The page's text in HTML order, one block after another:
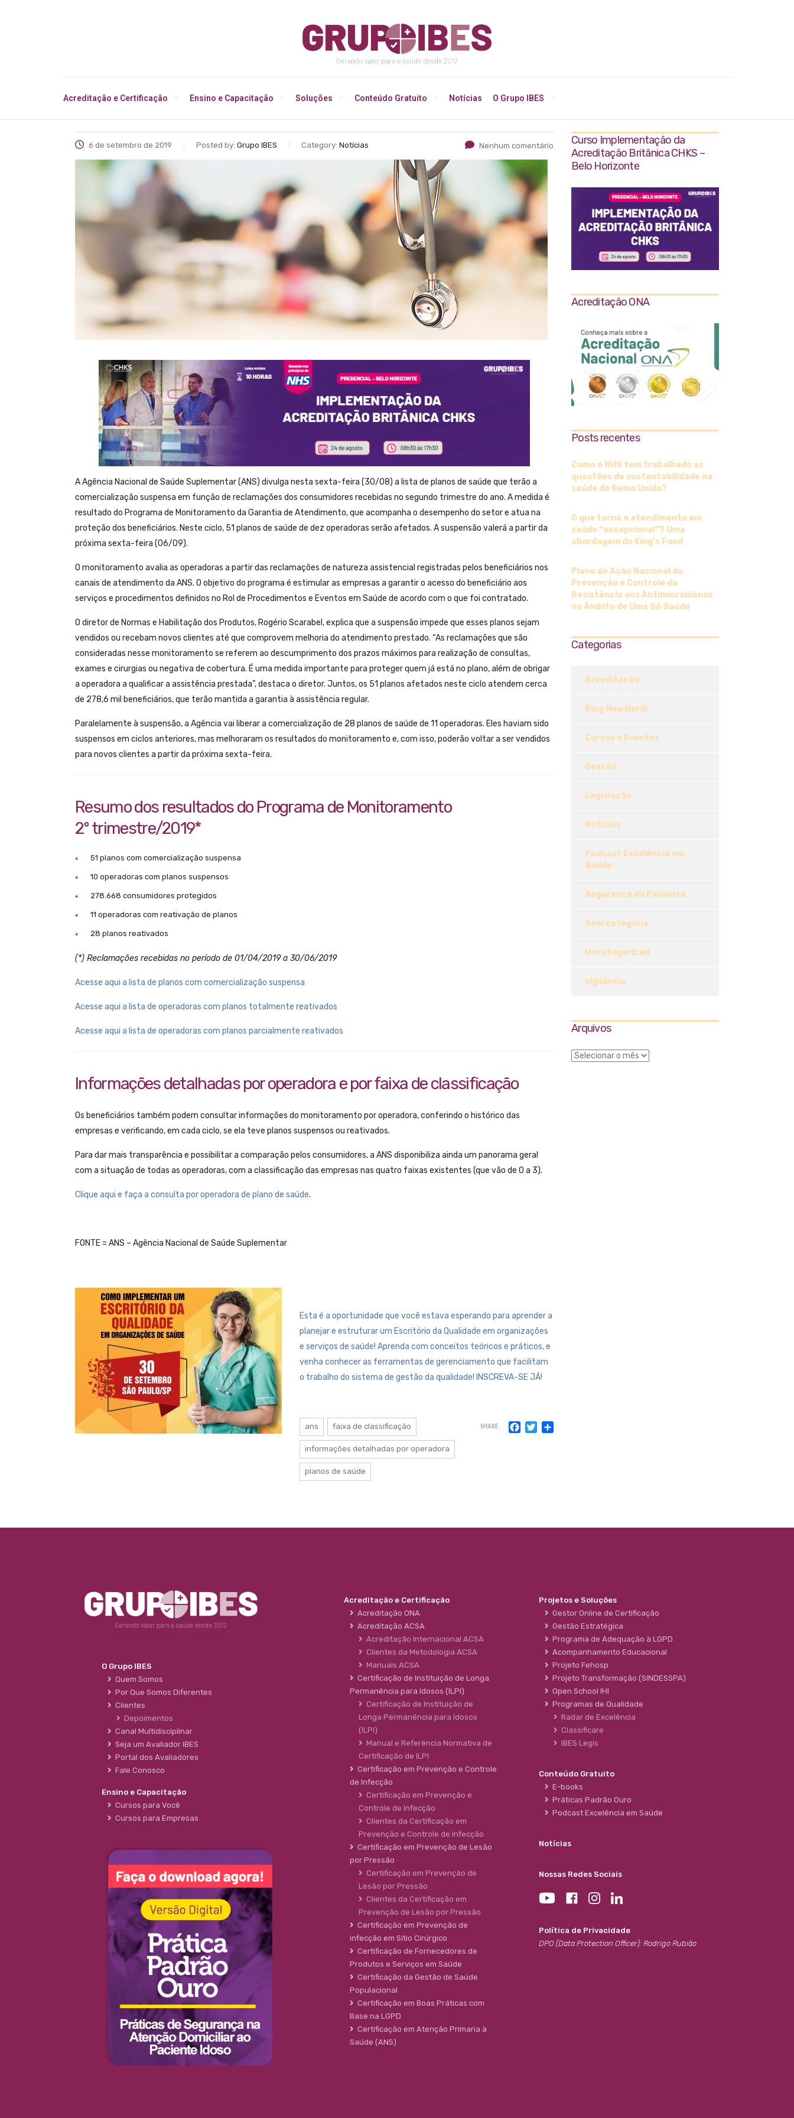
Acreditação e Certificação Ensino e Capacitação Soluções Conteúdo Gratuito Notícias O Grupo IBES
6 de setembro de 2019 Posted by: Grupo IBES Category: Notícias Nenhum comentário
A Agência Nacional de Saúde Suplementar (ANS) divulga nesta sexta-feira (30/08) a lista de planos de saúde que terão a
comercialização suspensa em função de reclamações dos consumidores recebidas no segundo trimestre do ano. A medida é
resultado do Programa de Monitoramento da Garantia de Atendimento, que acompanha o desempenho do setor e atua na
proteção dos beneficiários. Neste ciclo, 51 planos de saúde de dez operadoras serão afetados. A suspensão valerá a partir da
próxima sexta-feira (06/09).
O monitoramento avalia as operadoras a partir das reclamações de natureza assistencial registradas pelos beneficiários nos
canais de atendimento da ANS. O objetivo do programa é estimular as empresas a garantir o acesso do beneficiário aos
serviços e procedimentos definidos no Rol de Procedimentos e Eventos em Saúde de acordo com o que foi contratado.
O diretor de Normas e Habilitação dos Produtos, Rogério Scarabel, explica que a suspensão impede que esses planos sejam
vendidos ou recebam novos clientes até que comprovem melhoria do atendimento prestado. “As reclamações que são
consideradas nesse monitoramento se referem ao descumprimento dos prazos máximos para realização de consultas,
exames e cirurgias ou negativa de cobertura. É uma medida importante para proteger quem já está no plano, além de obrigar
a operadora a qualificar a assistência prestada”, destaca o diretor. Juntos, os 51 planos afetados neste ciclo atendem cerca
de 278,6 mil beneficiários, que terão mantida a garantia à assistência regular.
Paralelamente à suspensão, a Agência vai liberar a comercialização de 28 planos de saúde de 11 operadoras. Eles haviam sido
suspensos em ciclos anteriores, mas melhoraram os resultados do monitoramento e, com isso, poderão voltar a ser vendidos
para novos clientes a partir da próxima sexta-feira.
Resumo dos resultados do Programa de Monitoramento
2º trimestre/2019*
51 planos com comercialização suspensa
10 operadoras com planos suspensos
278.668 consumidores protegidos
11 operadoras com reativação de planos
28 planos reativados
(*) Reclamações recebidas no período de 01/04/2019 a 30/06/2019
Acesse aqui a lista de planos com comercialização suspensa
Acesse aqui a lista de operadoras com planos totalmente reativados
Acesse aqui a lista de operadoras com planos parcialmente reativados
Informações detalhadas por operadora e por faixa de classificação
Os beneficiários também podem consultar informações do monitoramento por operadora, conferindo o histórico das
empresas e verificando, em cada ciclo, se ela teve planos suspensos ou reativados.
Para dar mais transparência e possibilitar a comparação pelos consumidores, a ANS disponibiliza ainda um panorama geral
com a situação de todas as operadoras, com a classificação das empresas nas quatro faixas existentes (que vão de 0 a 3).
Clique aqui e faça a consulta por operadora de plano de saúde.
FONTE = ANS – Agência Nacional de Saúde Suplementar
Esta é a oportunidade que você estava esperando para aprender a
planejar e estruturar um Escritório da Qualidade em organizações
e serviços de saúde! Aprenda com conceitos teóricos e práticos, e
venha conhecer as ferramentas de gerenciamento que facilitam
o trabalho do sistema de gestão da qualidade! INSCREVA-SE JÁ!
ans faixa de classificação
informações detalhadas por operadora
planos de saúde
SHARE Facebook
Twitter
Curso Implementação da
Acreditação Britânica CHKS –
Belo Horizonte
Acreditação ONA
Posts recentes
Como o NHS tem trabalhado as
questões de sustentabilidade na
saúde do Reino Unido?
O que torna o atendimento em
saúde “excepcional”? Uma
abordagem do King’s Fund
Plano de Ação Nacional de
Prevenção e Controle da
Resistência aos Antimicrobianos
no Âmbito de Uma Só Saúde
Categorias
Acreditação
Blog Meu Herói
Cursos e Eventos
Gestão
Legislação
Notícias
Podcast Excelência em
Saúde
Segurança do Paciente
Sem categoria
Uncategorized
vigilância
Arquivos
O Grupo IBES
Quem Somos
Por Que Somos Diferentes
Clientes
Depoimentos
Canal Multidisciplinar
Seja um Avaliador IBES
Portal dos Avaliadores
Fale Conosco
Ensino e Capacitação
Cursos para Você
Cursos para Empresas
Acreditação e Certificação
Acreditação ONA
Acreditação ACSA
Acreditação Internacional ACSA
Clientes da Metodologia ACSA
Manuais ACSA
Certificação de Instituição de Longa
Permanência para Idosos (ILPI)
Certificação de Instituição de
Longa Permanência para Idosos
(ILPI)
Manual e Referência Normativa de
Certificação de ILPI
Certificação em Prevenção e Controle
de Infecção
Certificação em Prevenção e
Controle de Infecção
Clientes da Certificação em
Prevenção e Controle de Infecção
Certificação em Prevenção de Lesão
por Pressão
Certificação em Prevenção de
Lesão por Pressão
Clientes da Certificação em
Prevenção de Lesão por Pressão
Certificação em Prevenção de
infecção em Sítio Cirúrgico
Certificação de Fornecedores de
Produtos e Serviços em Saúde
Certificação da Gestão de Saúde
Populacional
Certificação em Boas Práticas com
Base na LGPD
Certificação em Atenção Primaria à
Saúde (ANS)
Projetos e Soluções
Gestor Online de Certificação
Gestão Estratégica
Programa de Adequação à LGPD
Acompanhamento Educacional
Projeto Fehosp
Projeto Transformação (SINDESSPA)
Open School IHI
Programas de Qualidade
Radar de Excelência
Classificare
IBES Legis
Conteúdo Gratuito
E-books
Práticas Padrão Ouro
Podcast Excelência em Saúde
Notícias
Nossas Redes Sociais
Política de Privacidade
DPO (Data Protection Officer): Rodrigo Rubião